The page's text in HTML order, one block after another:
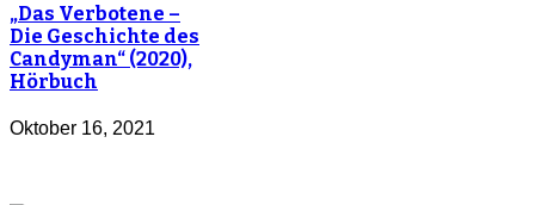
„Das Verbotene –
Die Geschichte des
Candyman“ (2020),
Hörbuch
Oktober 16, 2021